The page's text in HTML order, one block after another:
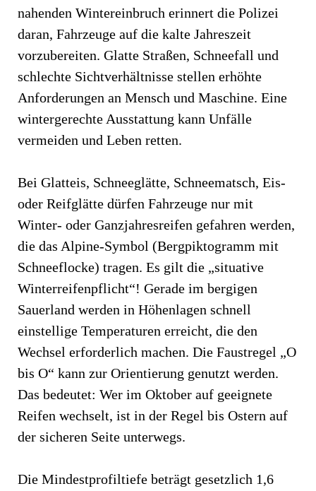
nahenden Wintereinbruch erinnert die Polizei
daran, Fahrzeuge auf die kalte Jahreszeit
vorzubereiten. Glatte Straßen, Schneefall und
schlechte Sichtverhältnisse stellen erhöhte
Anforderungen an Mensch und Maschine. Eine
wintergerechte Ausstattung kann Unfälle
vermeiden und Leben retten.
Bei Glatteis, Schneeglätte, Schneematsch, Eis-
oder Reifglätte dürfen Fahrzeuge nur mit
Winter- oder Ganzjahresreifen gefahren werden,
die das Alpine-Symbol (Bergpiktogramm mit
Schneeflocke) tragen. Es gilt die „situative
Winterreifenpflicht“! Gerade im bergigen
Sauerland werden in Höhenlagen schnell
einstellige Temperaturen erreicht, die den
Wechsel erforderlich machen. Die Faustregel „O
bis O“ kann zur Orientierung genutzt werden.
Das bedeutet: Wer im Oktober auf geeignete
Reifen wechselt, ist in der Regel bis Ostern auf
der sicheren Seite unterwegs.
Die Mindestprofiltiefe beträgt gesetzlich 1,6